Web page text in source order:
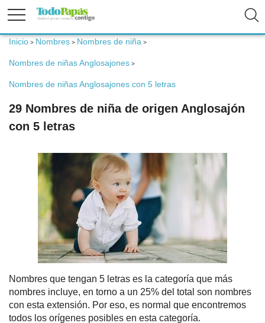
Bebé
Calculadoras
Nombres
Inicio > Nombres > Nombres de niña >
Nombres de niñas Anglosajones >
Nombres de niñas Anglosajones con 5 letras
29 Nombres de niña de origen Anglosajón
con 5 letras
Nombres que tengan 5 letras es la categoría que más
nombres incluye, en torno a un 25% del total son nombres
con esta extensión. Por eso, es normal que encontremos
todos los orígenes posibles en esta categoría.